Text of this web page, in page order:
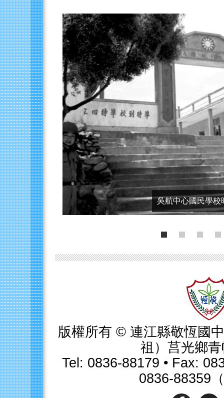
版權所有 © 連江縣敬恆國
祖）莒光鄉
Tel: 0836-88179 • Fax:
0836-88359